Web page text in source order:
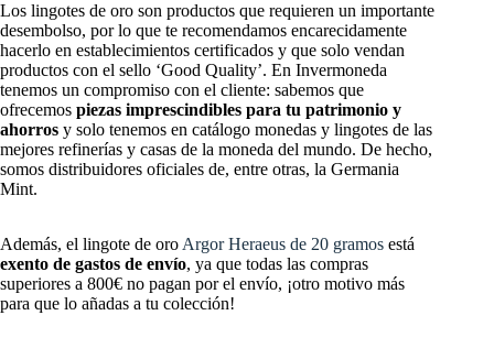
Los lingotes de oro son productos que requieren un importante
desembolso, por lo que te recomendamos encarecidamente
hacerlo en establecimientos certificados y que solo vendan
productos con el sello ‘Good Quality’. En Invermoneda
tenemos un compromiso con el cliente: sabemos que
ofrecemos piezas imprescindibles para tu patrimonio y
ahorros y solo tenemos en catálogo monedas y lingotes de las
mejores refinerías y casas de la moneda del mundo. De hecho,
somos distribuidores oficiales de, entre otras, la Germania
Mint.
Además, el lingote de oro Argor Heraeus de 20 gramos está
exento de gastos de envío, ya que todas las compras
superiores a 800€ no pagan por el envío, ¡otro motivo más
para que lo añadas a tu colección!